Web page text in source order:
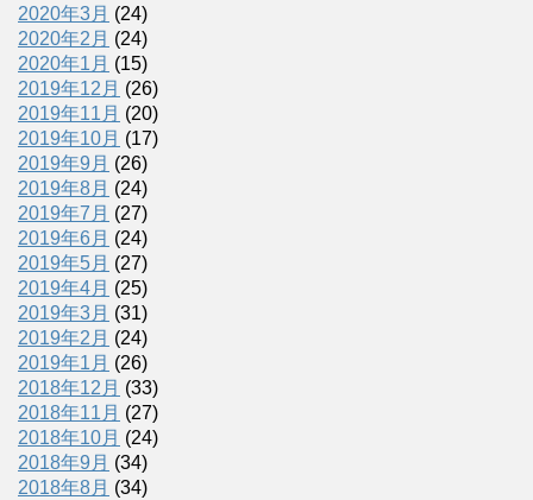
2020年3月 (24)
2020年2月 (24)
2020年1月 (15)
2019年12月 (26)
2019年11月 (20)
2019年10月 (17)
2019年9月 (26)
2019年8月 (24)
2019年7月 (27)
2019年6月 (24)
2019年5月 (27)
2019年4月 (25)
2019年3月 (31)
2019年2月 (24)
2019年1月 (26)
2018年12月 (33)
2018年11月 (27)
2018年10月 (24)
2018年9月 (34)
2018年8月 (34)